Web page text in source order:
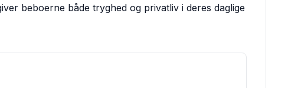
beboerne både tryghed og privatliv i deres daglige